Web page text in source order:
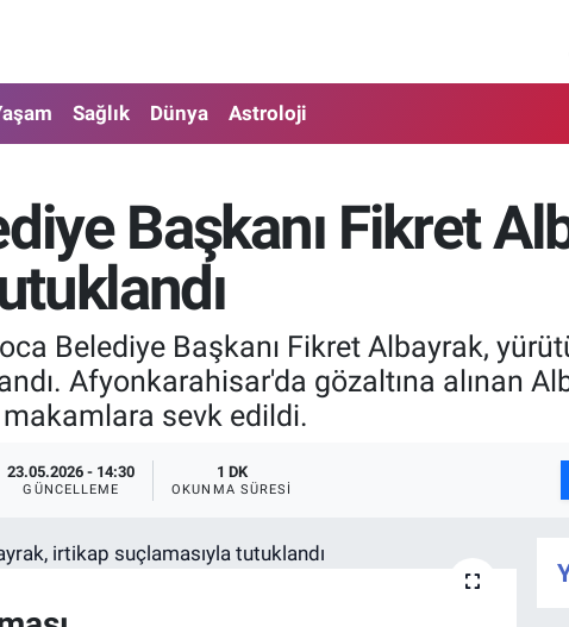
Sağlık Dünya Astroloji
Başkanı Fikret
Belediye Başkanı Fikret Albayrak,
Afyonkarahisar'da gözaltına alınan
makamlara sevk edildi.
23.05.2026 - 14:30
GÜNCELLEME
1 DK
OKUNMA SÜRESI